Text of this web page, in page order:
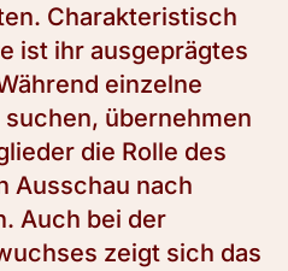
Charakteristisch
ist ihr ausgeprägtes
einzelne
übernehmen
die Rolle des
Ausschau nach
Auch bei der
zeigt sich das